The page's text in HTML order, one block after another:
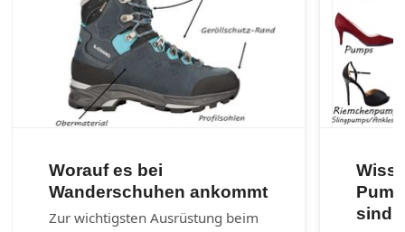
Worauf es bei
Wanderschuhen ankommt
Zur wichtigsten Ausrüstung beim
sind?